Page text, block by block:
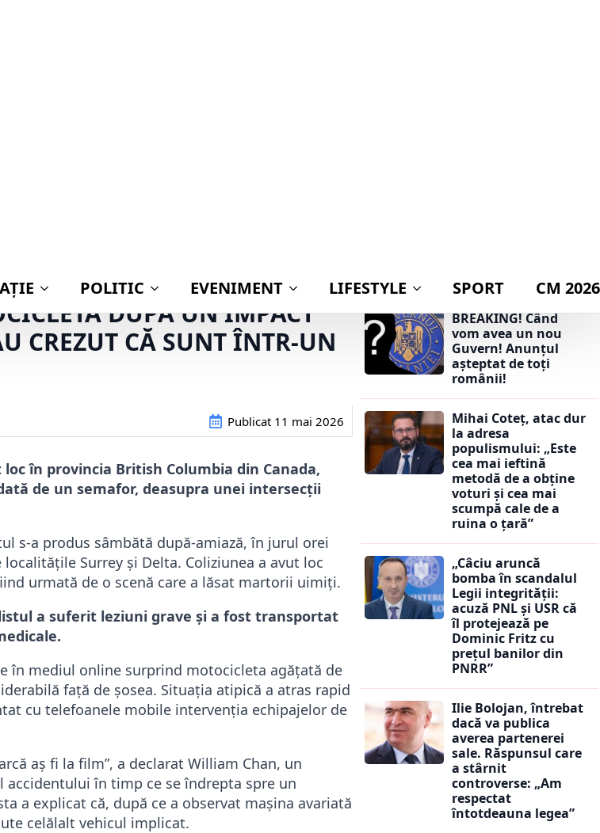
INTERSECȚIE: UNDE A
DUPĂ UN IMPACT
CREZUT CĂ SUNT ÎNTR-UN
Publicat 11 mai 2026
în provincia British Columbia din Canada,
de un semafor, deasupra unei intersecții
s-a produs sâmbătă după-amiază, în jurul orei
Surrey și Delta. Coliziunea a avut loc
urmată de o scenă care a lăsat martorii uimiți.
a suferit leziuni grave și a fost transportat
în mediul online surprind motocicleta agățată de
față de șosea. Situația atipică a atras rapid
cu telefoanele mobile intervenția echipajelor de
aș fi la film”, a declarat William Chan, un
accidentului în timp ce se îndrepta spre un
a explicat că, după ce a observat mașina avariată
celălalt vehicul implicat.
Știri politică
BREAKING! Când
vom avea un nou
Guvern! Anunțul
așteptat de toți
românii!
Mihai Coteț, atac dur
la adresa
populismului: „Este
cea mai ieftină
metodă de a obține
voturi și cea mai
scumpă cale de a
ruina o țară”
„Câciu aruncă
bomba în scandalul
Legii integrității:
acuză PNL și USR că
îl protejează pe
Dominic Fritz cu
prețul banilor din
PNRR”
Ilie Bolojan, întrebat
dacă va publica
averea partenerei
sale. Răspunsul care
a stârnit
controverse: „Am
respectat
întotdeauna legea”